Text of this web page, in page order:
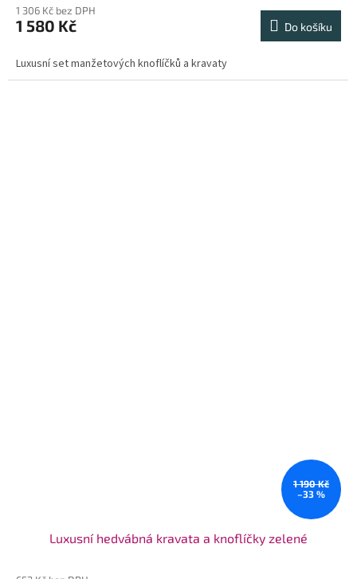
1 306 Kč bez DPH
1 580 Kč Do košíku
Luxusní set manžetových knoflíčků a kravaty
1 190 Kč
–33 %
Luxusní hedvábná kravata a knoflíčky zelené